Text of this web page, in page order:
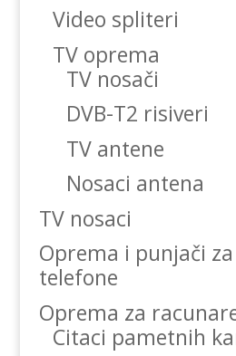
Video spliteri
TV oprema
TV nosači
DVB-T2 risiveri
TV antene
Nosaci antena
TV nosaci
Oprema i punjači
telefone
Oprema za
Citaci pametnih